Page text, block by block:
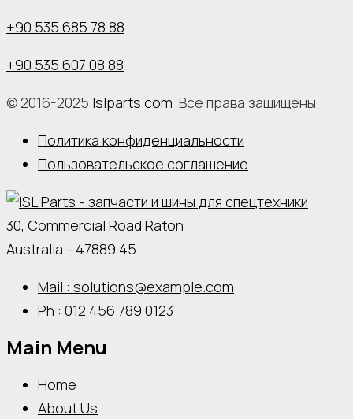
+90 535 685 78 88
+90 535 607 08 88
© 2016-2025 Islparts.com Все права защищены.
Политика конфиденциальности
Пользовательское соглашение
30, Commercial Road Raton
Australia - 47889 45
Mail : solutions@example.com
Ph : 012 456 789 0123
Main Menu
Home
About Us